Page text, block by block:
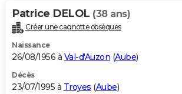
Patrice DELOL (38 ans)
Créer une cagnotte obsèques
Naissance
26/08/1956 à Val-d'Auzon (Aube)
Décès
23/07/1995 à Troyes (Aube)